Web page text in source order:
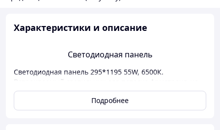
Характеристики и описание
Светодиодная панель
Светодиодная панель 295*1195 55W, 6500К.
Встраиваемый светильник для потолка Армстронг, на
замену светильникам с люминесцентными лампами.
Экономия электроэнергии до 80%.
Подробнее